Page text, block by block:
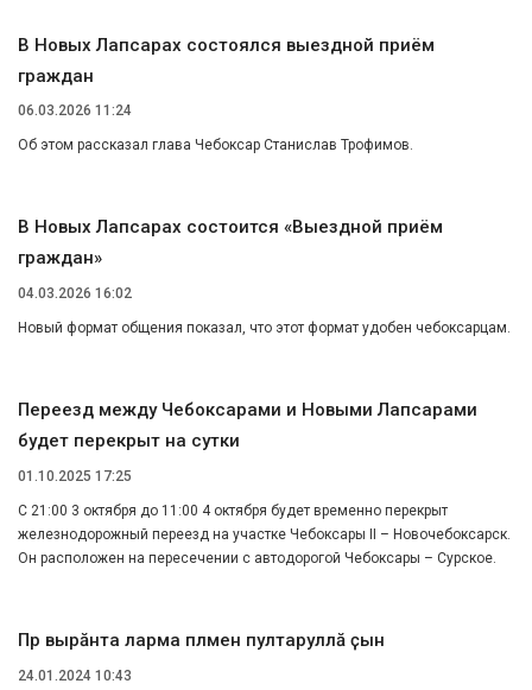
В Новых Лапсарах состоялся выездной приём
граждан
06.03.2026 11:24
Об этом рассказал глава Чебоксар Станислав Трофимов.
В Новых Лапсарах состоится «Выездной приём
граждан»
04.03.2026 16:02
Новый формат общения показал, что этот формат удобен чебоксарцам.
Переезд между Чебоксарами и Новыми Лапсарами
будет перекрыт на сутки
01.10.2025 17:25
С 21:00 3 октября до 11:00 4 октября будет временно перекрыт
железнодорожный переезд на участке Чебоксары II – Новочебоксарск.
Он расположен на пересечении с автодорогой Чебоксары – Сурское.
Пӗр вырӑнта ларма пӗлмен пултаруллӑ ҫын
24.01.2024 10:43